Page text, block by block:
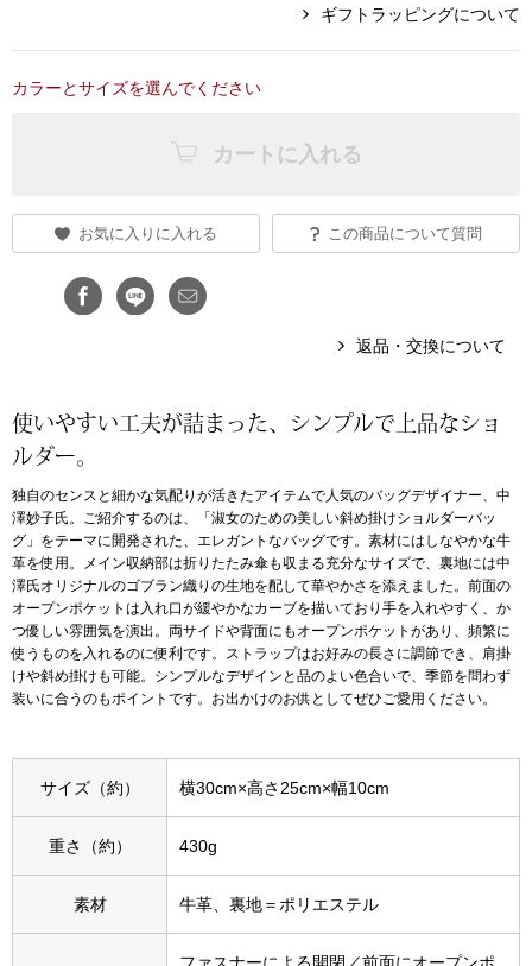
すべて見る
ダーウェア
ショルダーバ
クラッチバッグ
ボディバッグ
リュック･バッ
ボストンバッグ
スーツケース
その他
ギフトラッピングについて
カラーとサイズを選んでください
カートに入れる
お気に入りに入れる この商品について質問
返品・交換について
使いやすい工夫が詰まった、シンプルで上品なショ
ルダー。
独自のセンスと細かな気配りが活きたアイテムで人気のバッグデザイナー、中
澤妙子氏。ご紹介するのは、「淑女のための美しい斜め掛けショルダーバッ
グ」をテーマに開発された、エレガントなバッグです。素材にはしなやかな牛
革を使用。メイン収納部は折りたたみ傘も収まる充分なサイズで、裏地には中
澤氏オリジナルのゴブラン織りの生地を配して華やかさを添えました。前面の
オープンポケットは入れ口が緩やかなカーブを描いており手を入れやすく、か
つ優しい雰囲気を演出。両サイドや背面にもオープンポケットがあり、頻繁に
使うものを入れるのに便利です。ストラップはお好みの長さに調節でき、肩掛
けや斜め掛けも可能。シンプルなデザインと品のよい色合いで、季節を問わず
装いに合うのもポイントです。お出かけのお供としてぜひご愛用ください。
サイズ（約） 横30cm×高さ25cm×幅10cm
重さ（約） 430g
素材 牛革、裏地＝ポリエステル